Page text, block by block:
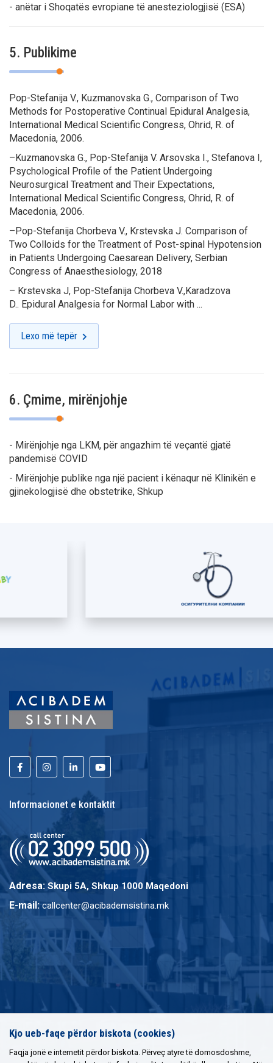
- anëtar i Shoqatës evropiane të anesteziologjisë (ESA)
5. Publikime
Pop-Stefanija V., Kuzmanovska G., Comparison of Two
Methods for Postoperative Continual Epidural Analgesia,
International Medical Scientific Congress, Ohrid, R. of
Macedonia, 2006.
–Kuzmanovska G., Pop-Stefanija V. Arsovska I., Stefanova I,
Psychological Profile of the Patient Undergoing
Neurosurgical Treatment and Their Expectations,
International Medical Scientific Congress, Ohrid, R. of
Macedonia, 2006.
–Pop-Stefanija Chorbeva V., Krstevska J. Comparison of
Two Colloids for the Treatment of Post-spinal Hypotension
in Patients Undergoing Caesarean Delivery, Serbian
Congress of Anaesthesiology, 2018
– Krstevska J, Pop-Stefanija Chorbeva V.,Karadzova
D.. Epidural Analgesia for Normal Labor with ...
Lexo më tepër
6. Çmime, mirënjohje
- Mirënjohje nga LKM, për angazhim të veçantë gjatë
pandemisë COVID
- Mirënjohje publike nga një pacient i kënaqur në Klinikën e
gjinekologjisë dhe obstetrike, Shkup
Informacionet e kontaktit
Adresa: Skupi 5A, Shkup 1000 Maqedoni
E-mail: callcenter@acibademsistina.mk
Kjo ueb-faqe përdor biskota (cookies)
Faqja jonë e internetit përdor biskota. Përveç atyre të domosdoshme,